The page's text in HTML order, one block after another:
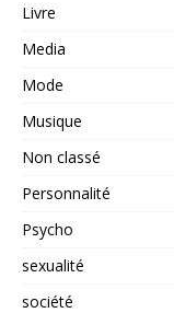
Livre
Media
Mode
Musique
Non classé
Personnalité
Psycho
sexualité
société